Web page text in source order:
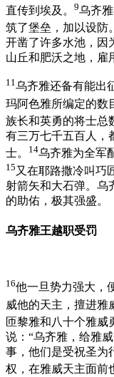
直传到埃及。 9乌齐
筑了堡垒，加以设防。
开凿了许多水池，因
山丘和肥沃之地，雇
11乌齐雅还备有能出
玛阿色雅所编定的数
族长和英勇的将士总
有三万七千五百人，
士。
14乌齐雅为全军
15 又在耶路撒冷叫巧
射箭矢和大石弹。乌
的助佑，极其强盛。
乌齐雅王越职受罚
16他一旦势力强大，
威他的天主，擅进雅
匝黎雅和八十个雅威
说：“乌齐雅，给雅
事，他们是受祝圣为
权，在雅威天主面前